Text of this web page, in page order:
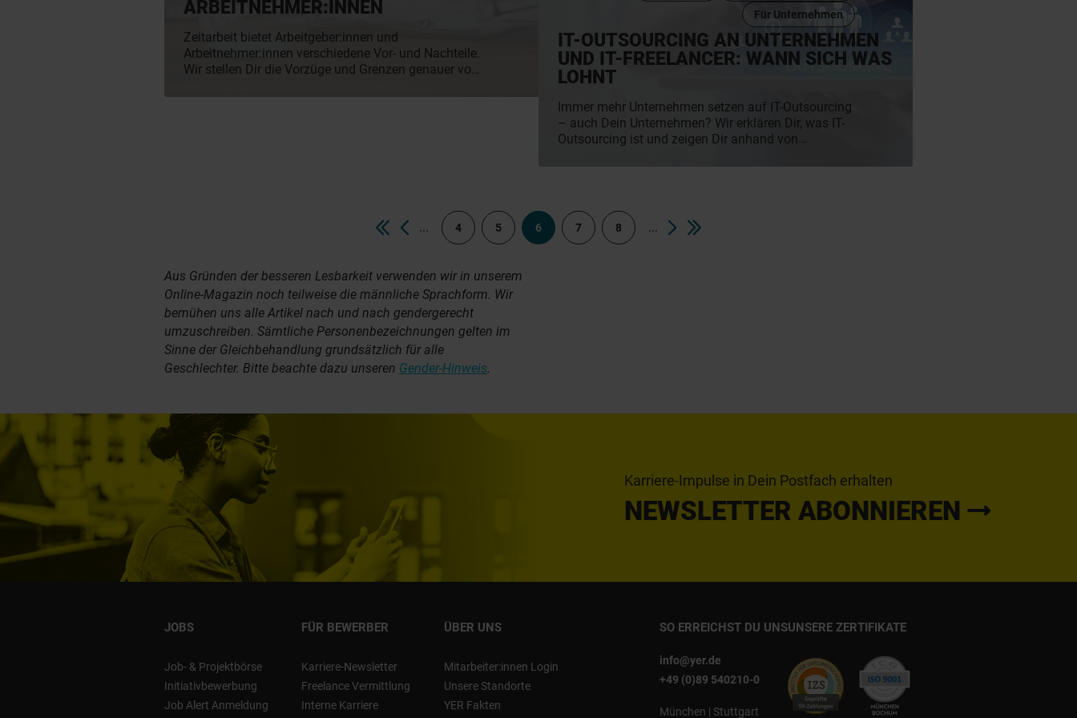
ARBEITNEHMER:INNEN
Zeitarbeit bietet Arbeitgeber:innen und
Arbeitnehmer:innen verschiedene Vor- und Nachteile.
Wir stellen Dir die Vorzüge und Grenzen genauer vor
Arbeitnehmerüberlassung für qualifizierte Fachkräfte
Für Unternehmen
IT-OUTSOURCING AN UNTERNEHMEN
UND IT-FREELANCER: WANN SICH WAS
LOHNT
Immer mehr Unternehmen setzen auf IT-Outsourcing
– auch Dein Unternehmen? Wir erklären Dir, was IT-
Outsourcing ist und zeigen Dir anhand von
für Deine Firma lohnt und welche bedeutsame Rolle
... 4 5 6 7 8 ...
Aus Gründen der besseren Lesbarkeit verwenden wir in unserem
Online-Magazin noch teilweise die männliche Sprachform. Wir
bemühen uns alle Artikel nach und nach gendergerecht
umzuschreiben. Sämtliche Personenbezeichnungen gelten im
Sinne der Gleichbehandlung grundsätzlich für alle
Geschlechter. Bitte beachte dazu unseren Gender-Hinweis.
Karriere-Impulse in Dein Postfach erhalten
NEWSLETTER ABONNIEREN
JOBS
Job- & Projektbörse
Initiativbewerbung
Job Alert Anmeldung
FÜR BEWERBER
Karriere-Newsletter
Freelance Vermittlung
Interne Karriere
ÜBER UNS
Mitarbeiter:innen Login
Unsere Standorte
YER Fakten
SO ERREICHST DU UNS
info@yer.de
+49 (0)89 540210-0
München | Stuttgart
UNSERE ZERTIFIKATE